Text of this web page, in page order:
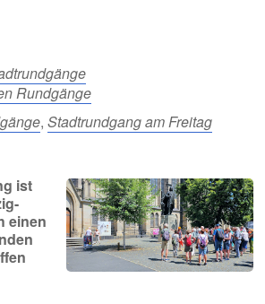
Rundgänge
, Stadtrundgang am Freitag
ist
einen